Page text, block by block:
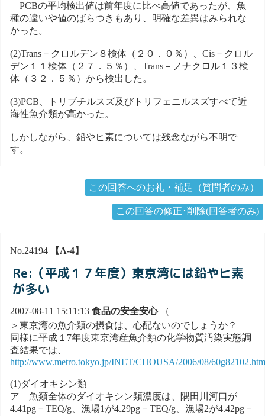
PCBの平均検出値は前年度に比べ高値であったが、魚
種の違いや値のばらつきもあり、明確な差異はみられな
かった。
(2)Trans－クロルデン８検体（２０．０％）、Cis－クロル
デン１１検体（２７．５％）、Trans－ノナクロル１３検
体（３２．５％）から検出した。
(3)PCB、トリブチルスズ及びトリフェニルスズすべて近
海性魚介類が高かった。
しかしながら、鉛やヒ素については残念ながら不明で
す。
この回答へのお礼・補足（質問者のみ）
この回答の修正･削除(回答者のみ)
No.24194 【A-4】
Re:（平成１７年度）東京湾には鉛やヒ素
が多い
2007-08-11 15:11:13 食品の安全安心（
＞東京湾の魚介類の摂食は、心配ないのでしょうか？
同様に平成１7年度東京湾産魚介類の化学物質汚染実態調
査結果では、
http://www.metro.tokyo.jp/INET/CHOUSA/2006/08/60g82102.htm
(1)ダイオキシン類
ア 魚類全体のダイオキシン類濃度は、隅田川河口が
4.41pg－TEQ/g、漁場1が4.29pg－TEQ/g、漁場2が4.42pg－